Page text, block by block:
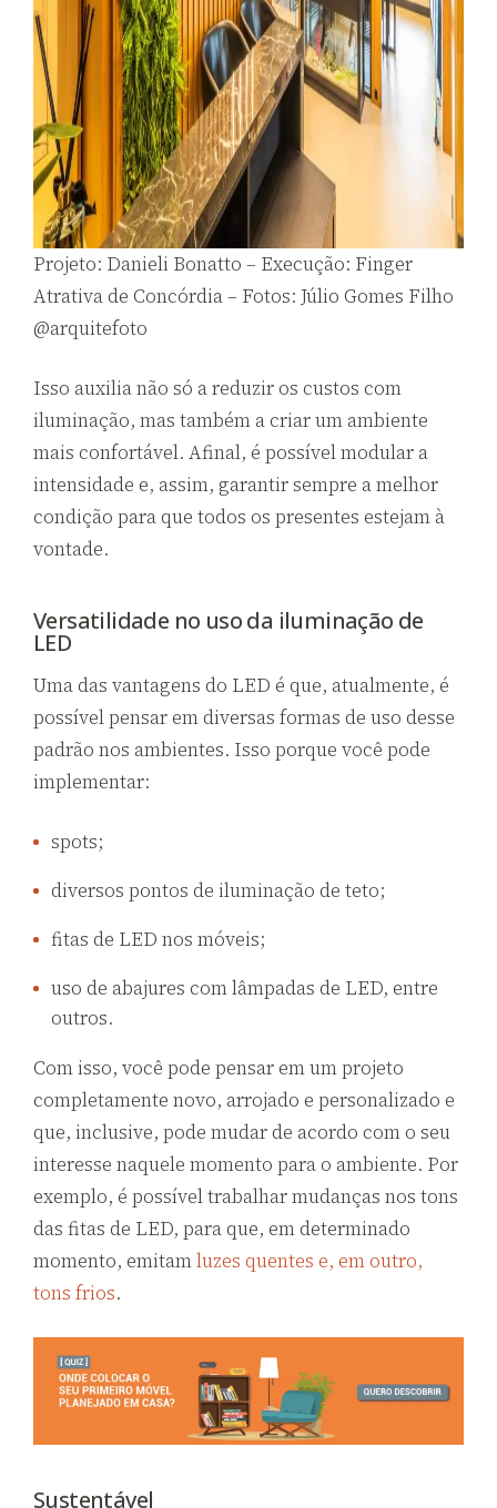
Projeto: Danieli Bonatto – Execução: Finger
Atrativa de Concórdia – Fotos: Júlio Gomes Filho
@arquitefoto
Isso auxilia não só a reduzir os custos com
iluminação, mas também a criar um ambiente
mais confortável. Afinal, é possível modular a
intensidade e, assim, garantir sempre a melhor
condição para que todos os presentes estejam à
vontade.
Versatilidade no uso da iluminação de
LED
Uma das vantagens do LED é que, atualmente, é
possível pensar em diversas formas de uso desse
padrão nos ambientes. Isso porque você pode
implementar:
spots;
diversos pontos de iluminação de teto;
fitas de LED nos móveis;
uso de abajures com lâmpadas de LED, entre
outros.
Com isso, você pode pensar em um projeto
completamente novo, arrojado e personalizado e
que, inclusive, pode mudar de acordo com o seu
interesse naquele momento para o ambiente. Por
exemplo, é possível trabalhar mudanças nos tons
das fitas de LED, para que, em determinado
momento, emitamluzes quentes e, em outro,
tons frios.
Sustentável